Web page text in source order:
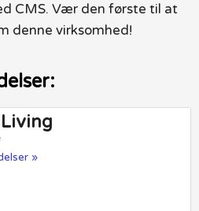
CMS. Vær den første til at
denne virksomhed!
»